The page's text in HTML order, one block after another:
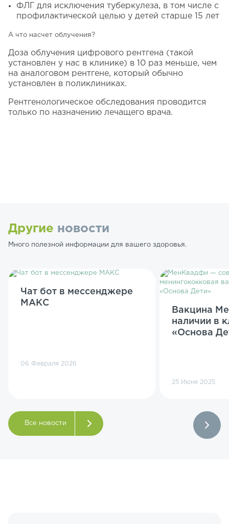
ФЛГ для исключения туберкулеза, в том числе с
профилактической целью у детей старше 15 лет
А что насчет облучения?
Доза облучения цифрового рентгена (такой
установлен у нас в клинике) в 10 раз меньше, чем
на аналоговом рентгене, который обычно
установлен в поликлиниках.
Рентгенологическое обследования проводится
только по назначению лечащего врача.
Другие новости
Много полезной информации для вашего здоровья.
Чат бот в мессенджере
МАКС
06 Февраля 2026
Вакцина
наличии в
«Основа
25 Июня 2025
Все новости